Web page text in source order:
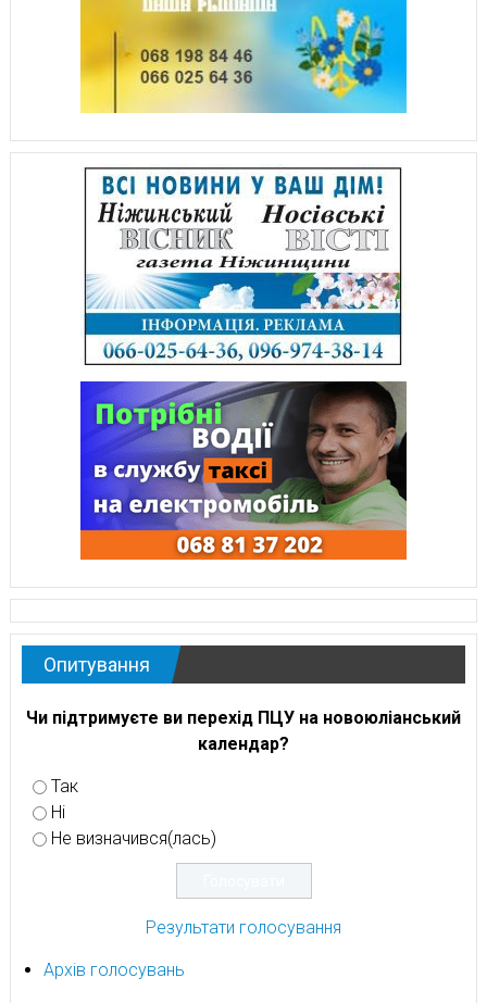
Опитування
Чи підтримуєте ви перехід ПЦУ на новоюліанський
календар?
Так
Ні
Не визначився(лась)
Результати голосування
Архів голосувань